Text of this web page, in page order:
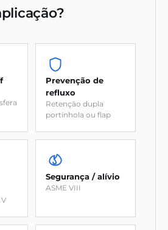
Prevenção de
refluxo
Retenção dupla
portinhola ou flap
Segurança / alívio
ASME VIII